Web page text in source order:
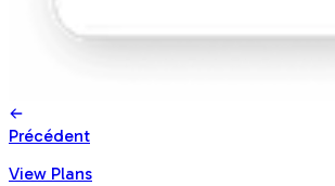
Précédent
View Plans